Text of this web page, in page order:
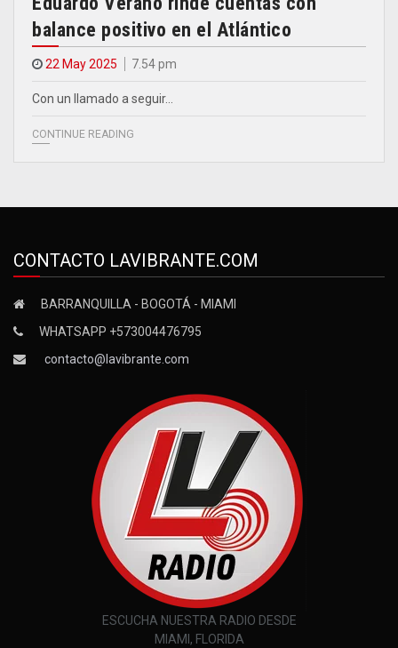
balance positivo en el Atlántico
22 May 2025 7.54 pm
Con un llamado a seguir…
CONTINUE READING
CONTACTO LAVIBRANTE.COM
BARRANQUILLA - BOGOTÁ - MIAMI
WHATSAPP +573004476795
contacto@lavibrante.com
ESCUCHA NUESTRA RADIO DESDE
MIAMI, FLORIDA